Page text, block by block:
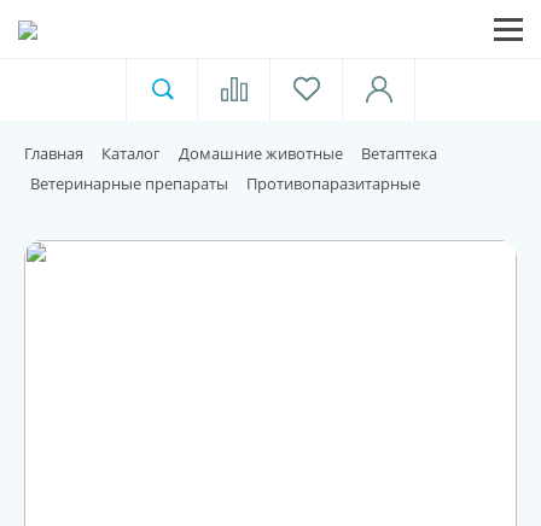
Для пищевой индустрии
Домашние животные
Главная Каталог Домашние животные
Ветаптека
Ветеринарные препараты
Противопаразитарные